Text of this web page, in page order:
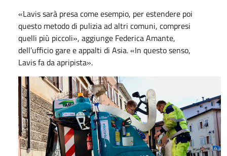
«Lavis sarà presa come esempio, per estendere poi
questo metodo di pulizia ad altri comuni, compresi
quelli più piccoli», aggiunge Federica Amante,
dell’ufficio gare e appalti di Asia. «In questo senso,
Lavis fa da apripista».